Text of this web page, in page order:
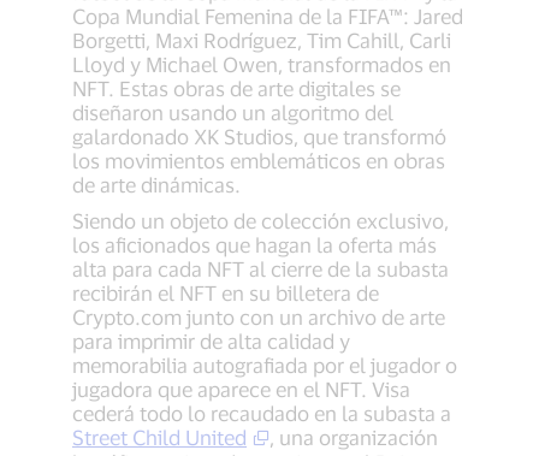
Copa Mundial Femenina de la FIFA™: Jared
Borgetti, Maxi Rodríguez, Tim Cahill, Carli
Lloyd y Michael Owen, transformados en
NFT. Estas obras de arte digitales se
diseñaron usando un algoritmo del
galardonado XK Studios, que transformó
los movimientos emblemáticos en obras
de arte dinámicas.
Siendo un objeto de colección exclusivo,
los aficionados que hagan la oferta más
alta para cada NFT al cierre de la subasta
recibirán el NFT en su billetera de
Crypto.com junto con un archivo de arte
para imprimir de alta calidad y
memorabilia autografiada por el jugador o
jugadora que aparece en el NFT. Visa
cederá todo lo recaudado en la subasta a
Street Child United
, una organización